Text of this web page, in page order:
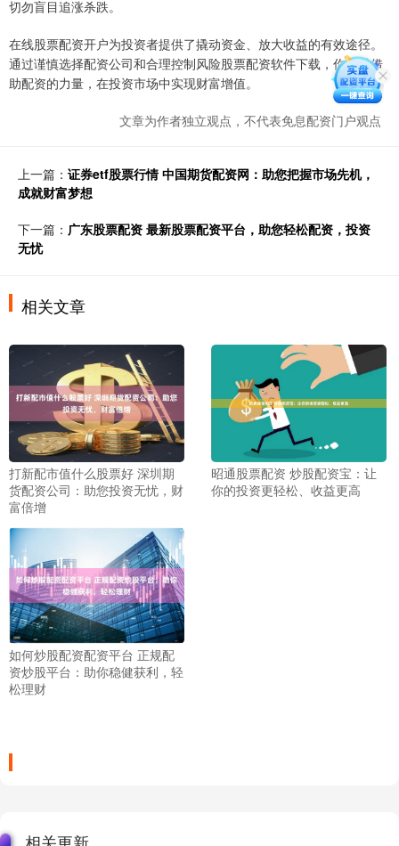
切勿盲目追涨杀跌。
在线股票配资开户为投资者提供了撬动资金、放大收益的有效途径。
通过谨慎选择配资公司和合理控制风险股票配资软件下载，你可以借
助配资的力量，在投资市场中实现财富增值。
文章为作者独立观点，不代表免息配资门户观点
上一篇： 证券etf股票行情 中国期货配资网：助您把握市场先机，
成就财富梦想
下一篇： 广东股票配资 最新股票配资平台，助您轻松配资，投资
无忧
相关文章
打新配市值什么股票好 深圳期
货配资公司：助您投资无忧，财
富倍增
昭通股票配资 炒股配资宝：让
你的投资更轻松、收益更高
如何炒股配资配资平台 正规配
资炒股平台：助你稳健获利，轻
松理财